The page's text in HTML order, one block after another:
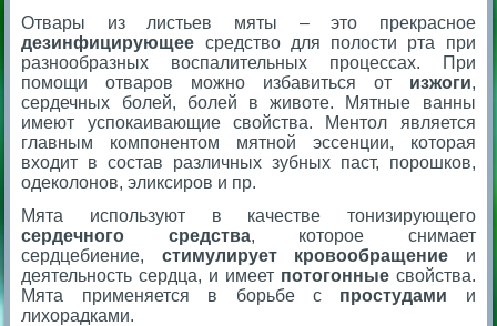
Отвары из листьев мяты – это прекрасное
дезинфицирующее средство для полости рта при
разнообразных воспалительных процессах. При
помощи отваров можно избавиться от изжоги,
сердечных болей, болей в животе. Мятные ванны
имеют успокаивающие свойства. Ментол является
главным компонентом мятной эссенции, которая
входит в состав различных зубных паст, порошков,
одеколонов, эликсиров и пр.
Мята используют в качестве тонизирующего
сердечного средства, которое снимает
сердцебиение, стимулирует кровообращение и
деятельность сердца, и имеет потогонныесвойства.
Мята применяется в борьбе с простудами и
лихорадками.